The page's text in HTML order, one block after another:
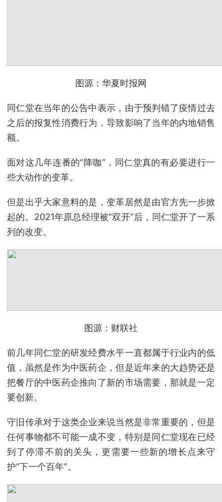
图源：华夏时报网
同仁堂在当年的公告中表示，由于预判错了疫情过去
之后的报复性消费行为，导致影响了当年的内地销售
额。
面对这几年连番的“降咖”，同仁堂真的有必要进行一
些大动作的变革。
但是出乎大家意料的是，变革居然是由官方先一步掀
起的。2021年原总经理被“双开”后，同仁堂开了一系
列的改变。
图源：财联社
前几年同仁堂的研发经费水平一直都属于行业内的低
值，虽然是作为中医药企，但是近年来的大趋势还是
把餐厅的中医药企推向了新的市场需要，那就是一定
要创新。
守旧传承对于这类企业来说当然是非常重要的，但是
任何事物都不可能一成不变，特别是同仁堂现在已经
到了停滞不前的关头，更需要一些新的增长点来守
护“下一个百年”。